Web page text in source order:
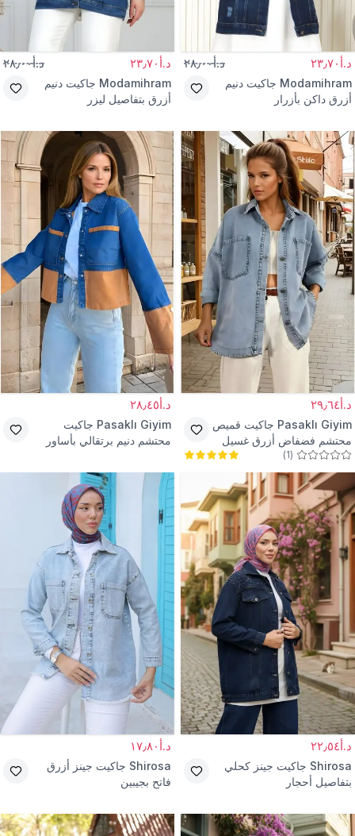
د.أ٢٣٫٧٠ د.أ٢٨٫٠٠
Modamihram جاكيت دنيم
أزرق داكن بأزرار
د.أ٢٣٫٧٠ د.أ٢٨٫٠٠
Modamihram جاكيت دنيم
أزرق بتفاصيل ليزر
د.أ٢٩٫٦٤
Pasaklı Giyim جاكيت قميص
محتشم فضفاض أزرق غسيل
ثلجي بجيوب مزرر
(
1
)
د.أ٢٨٫٤٥
Pasaklı Giyim جاكيت
محتشم دنيم برتقالي بأساور
د.أ٢٢٫٥٤
Shirosa جاكيت جينز كحلي
بتفاصيل أحجار
د.أ١٧٫٨٠
Shirosa جاكيت جينز أزرق
فاتح بجيبين